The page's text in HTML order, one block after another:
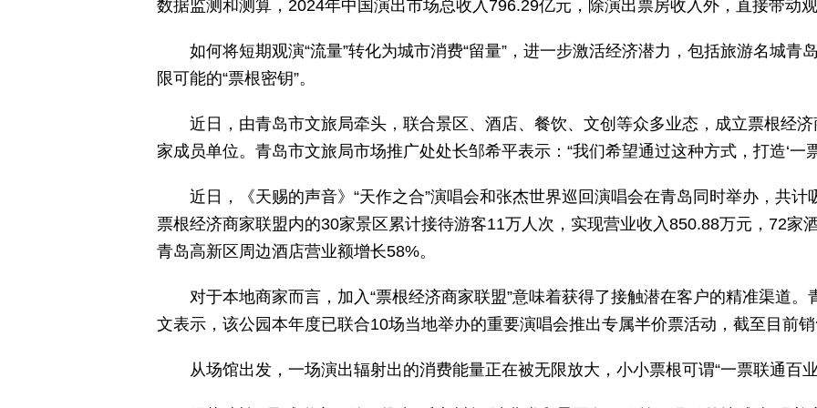
数据监测和测算，2024年中国演出市场总收入796.29亿元，除演出票房收入外，直接带动
如何将短期观演“流量”转化为城市消费“留量”，进一步激活经济潜力，包括旅游名城青
限可能的“票根密钥”。
近日，由青岛市文旅局牵头，联合景区、酒店、餐饮、文创等众多业态，成立票根经
家成员单位。青岛市文旅局市场推广处处长邹希平表示：“我们希望通过这种方式，打造‘一
近日，《天赐的声音》“天作之合”演唱会和张杰世界巡回演唱会在青岛同时举办，共
票根经济商家联盟内的30家景区累计接待游客11万人次，实现营业收入850.88万元，72家
青岛高新区周边酒店营业额增长58%。
对于本地商家而言，加入“票根经济商家联盟”意味着获得了接触潜在客户的精准渠道
文表示，该公园本年度已联合10场当地举办的重要演唱会推出专属半价票活动，截至目前
从场馆出发，一场演出辐射出的消费能量正在被无限放大，小小票根可谓“一票联通百